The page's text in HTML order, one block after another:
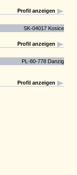
Profil anzeigen
SK-04017 Kosice
Profil anzeigen
PL-80-778 Danzig
Profil anzeigen